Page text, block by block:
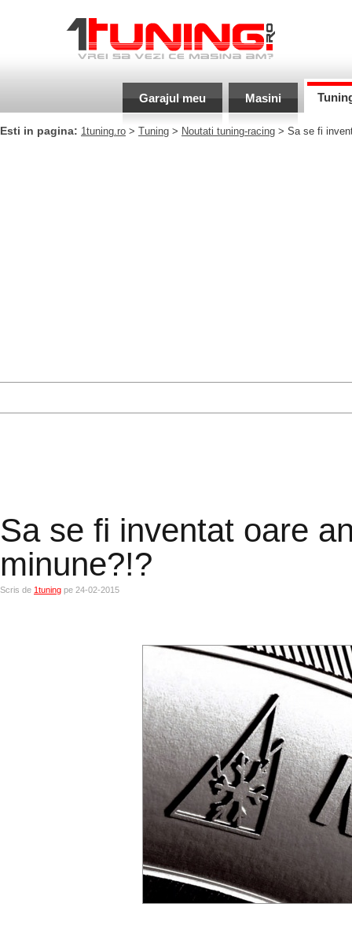
Garajul meu Masini
Esti in pagina: 1tuning.ro > Tuning > Noutati tuning-racing > Sa se fi
Sa se fi inventat oare
minune?!?
Scris de 1tuning pe 24-02-2015